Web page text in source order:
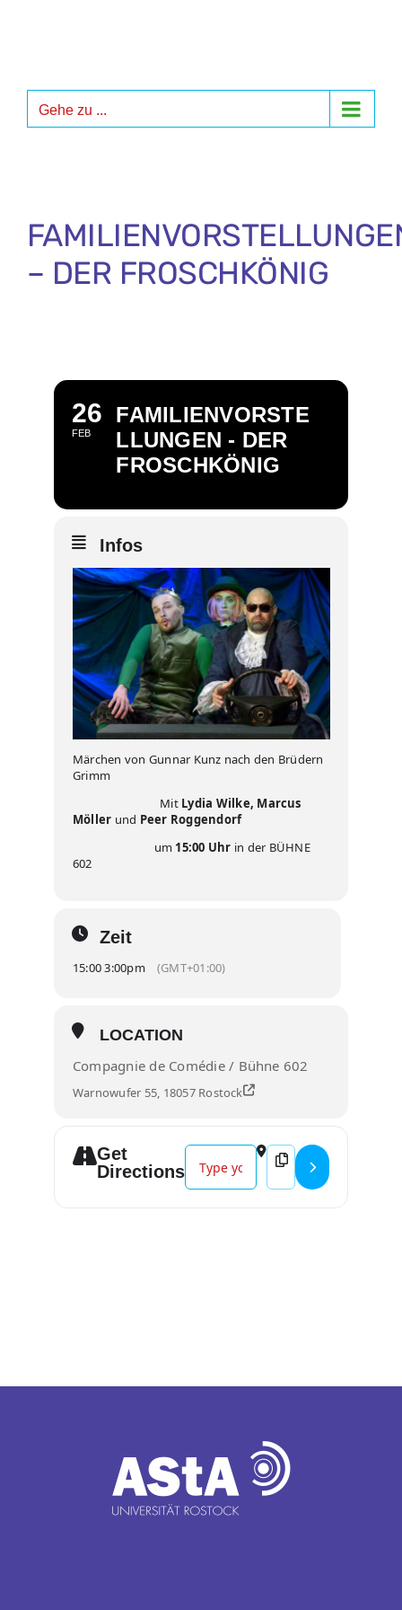
Gehe zu ...
– DER FROSCHKÖNIG
26
FEB
FAMILIENVORSTE
LLUNGEN - DER
FROSCHKÖNIG
Infos
Märchen von Gunnar Kunz nach den Brüdern
Grimm
Mit Lydia Wilke, Marcus
Möller und Peer Roggendorf
um 15:00 Uhr in der BÜHNE
602
Zeit
15:00 3:00pm (GMT+01:00)
LOCATION
Compagnie de Comédie / Bühne 602
Warnowufer 55, 18057 Rostock
Get
Directions
Address - Destination Address -